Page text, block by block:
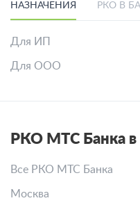
НАЗНАЧЕНИЯ РКО В
Для ИП
Для ООО
РКО МТС Банка
Все РКО МТС Банка
Москва